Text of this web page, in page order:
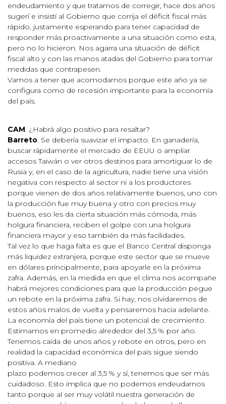
endeudamiento y que tratamos de corregir, hace dos años
sugerí e insistí al Gobierno que corrija el déficit fiscal más
rápido, justamente esperando para tener capacidad de
responder más proactivamente a una situación como esta,
pero no lo hicieron. Nos agarra una situación de déficit
fiscal alto y con las manos atadas del Gobierno para tomar
medidas que contrapesen.
Vamos a tener que acomodarnos porque este año ya se
configura como de recesión importante para la economía
del país.
CAM. ¿Habrá algo positivo para resaltar?
Barreto. Se debería suavizar el impacto. En ganadería,
buscar rápidamente el mercado de EEUU o ampliar
accesos Taiwán o ver otros destinos para amortiguar lo de
Rusia y, en el caso de la agricultura, nadie tiene una visión
negativa con respecto al sector ni a los productores
porque vienen de dos años relativamente buenos, uno con
la producción fue muy buena y otro con precios muy
buenos, eso les da cierta situación más cómoda, más
holgura financiera, reciben el golpe con una holgura
financiera mayor y eso también da más facilidades.
Tal vez lo que haga falta es que el Banco Central disponga
más liquidez extranjera, porque este sector que se mueve
en dólares principalmente, para apoyarle en la próxima
zafra. Además, en la medida en que el clima nos acompañe
habrá mejores condiciones para que la producción pegue
un rebote en la próxima zafra. Si hay, nos olvidaremos de
estos años malos de vuelta y pensaremos hacia adelante.
La economía del país tiene un potencial de crecimiento.
Estimamos en promedio alrededor del 3,5 % por año.
Tenemos caída de unos años y rebote en otros, pero en
realidad la capacidad económica del país sigue siendo
positiva. A mediano
plazo podemos crecer al 3,5 % y sí, tenemos que ser más
cuidadoso. Esto implica que no podemos endeudarnos
tanto porque al ser muy volátil nuestra generación de